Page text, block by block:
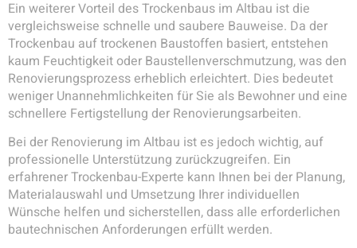
Ein weiterer Vorteil des Trockenbaus im Altbau ist die
vergleichsweise schnelle und saubere Bauweise. Da der
Trockenbau auf trockenen Baustoffen basiert, entstehen
kaum Feuchtigkeit oder Baustellenverschmutzung, was den
Renovierungsprozess erheblich erleichtert. Dies bedeutet
weniger Unannehmlichkeiten für Sie als Bewohner und eine
schnellere Fertigstellung der Renovierungsarbeiten.
Bei der Renovierung im Altbau ist es jedoch wichtig, auf
professionelle Unterstützung zurückzugreifen. Ein
erfahrener Trockenbau-Experte kann Ihnen bei der Planung,
Materialauswahl und Umsetzung Ihrer individuellen
Wünsche helfen und sicherstellen, dass alle erforderlichen
bautechnischen Anforderungen erfüllt werden.